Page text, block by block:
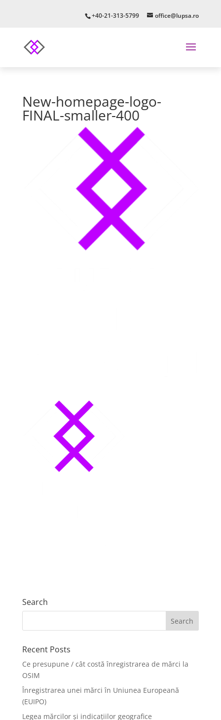
+40-21-313-5799 office@lupsa.ro
New-homepage-logo-
FINAL-smaller-400
Search
Recent Posts
Ce presupune / cât costă înregistrarea de mărci la
OSIM
Înregistrarea unei mărci în Uniunea Europeană
(EUIPO)
Legea mărcilor și indicațiilor geografice